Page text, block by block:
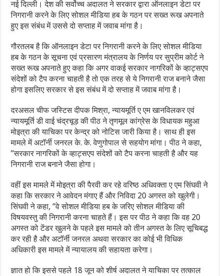
नई दिल्ली। देश की सर्वोच्च अदालत ने सरकार द्वारा ऑनलाइन डेटा पर
निगरानी करने के लिए सोशल मीडिया हब के गठन पर सख्त रूख अपनाते
हुए इस संबंध में उससे दो सप्ताह में जवाब मांगा है।
गौरतलब है कि ऑनलाइन डेटा पर निगरानी करने के लिए सोशल मीडिया
हब के गठन के सूचना एवं प्रसारण मंत्रालय के निर्णय पर सुप्रीम कोर्ट ने
सख्त रूख अपनाते हुए कहा कि अगर वाकई सरकार नागरिकों के व्हाट्सएप
संदेशों को टैप करना चाहती है तो एक तरह से ये निगरानी राज बनाने जैसा
होगा इसलिए सरकार से इस संबंध में दो सप्ताह में जवाब मांगा है।
दरअसल चीफ जस्टिस दीपक मिश्रा, न्यायमूर्ति ए एम खानविलकर एवं
न्यायमूर्ति डी वाई चंद्रचूड़ की पीठ ने तृणमूल कांग्रेस के विधायक महुआ
मोइत्रा की याचिका पर केन्द्र को नोटिस जारी किया है। साथ ही इस
मामले में अटॉर्नी जनरल के. के. वेणुगोपाल से सहयोग मांगा। पीठ ने कहा,
”सरकार नागरिकों के व्हाट्सएप संदेशों को टैप करना चाहती है और यह
निगरानी राज बनाने जैसा होगा।
वहीं इस मामले में मोइत्रा की पैरवी कर रहे वरिष्ठ अधिवक्ता ए एम सिंघवी ने
कहा कि सरकार ने आवेदन मंगाए हैं और निविदा 20 अगस्त को खुलेगी।
सिंघवी ने कहा, ”वे सोशल मीडिया हब के जरिए सोशल मीडिया की
विषयवस्तु की निगरानी करना चाहते हैं। इस पर पीठ ने कहा कि वह 20
अगस्त को टेंडर खुलने के पहले इस मामले को तीन अगस्त के लिए सूचिबद्ध
कर रही है और अटॉर्नी जनरल अथवा सरकार का कोई भी विधिक
अधिकारी इस मामले में न्यायालय की सहायता करेगा।
ज्ञात हो कि इससे पहले 18 जून को शीर्ष अदालत ने याचिका पर तत्काल